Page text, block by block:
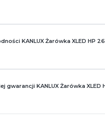
KANLUX Żarówka XLED HP
gwarancji KANLUX Żarówka XLED